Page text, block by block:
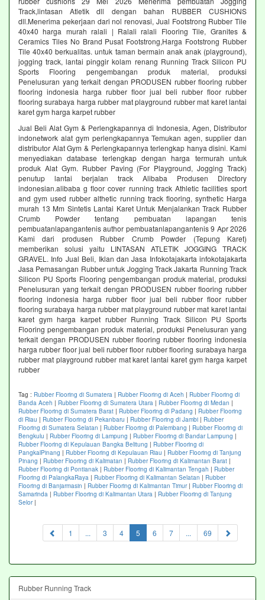
Track,lintasan Atletik dll dengan bahan RUBBER CUSHIONS
dll.Menerima pekerjaan dari nol renovasi, Jual Footstrong Rubber Tile
40x40 harga murah ralali | Ralali ralali Flooring Tile, Granites &
Ceramics Tiles No Brand Pusat Footstrong,Harga Footstrong Rubber
Tile 40x40 berkualitas. untuk taman bermain anak anak (playground),
jogging track, lantai pinggir kolam renang Running Track Silicon PU
Sports Flooring pengembangan produk material, produksi
Penelusuran yang terkait dengan PRODUSEN rubber flooring rubber
flooring indonesia harga rubber floor jual beli rubber floor rubber
flooring surabaya harga rubber mat playground rubber mat karet lantai
karet gym harga karpet rubber
Jual Beli Alat Gym & Perlengkapannya di Indonesia, Agen, Distributor
indonetwork alat gym perlengkapannya Temukan agen, supplier dan
distributor Alat Gym & Perlengkapannya terlengkap hanya disini. Kami
menyediakan database terlengkap dengan harga termurah untuk
produk Alat Gym. Rubber Paving (For Playground, Jogging Track)
penutup lantai berjalan track Alibaba Produsen Directory
indonesian.alibaba g floor cover running track Athletic facilities sport
and gym used rubber althetic running track flooring, synthetic Harga
murah 13 Mm Sintetis Lantai Karet Untuk Menjalankan Track Rubber
Crumb Powder tentang pembuatan lapangan tenis
pembuatanlapangantenis author pembuatanlapangantenis 9 Apr 2026
Kami dari produsen Rubber Crumb Powder (Tepung Karet)
memberikan solusi yaitu LINTASAN ATLETIK JOGGING TRACK
GRAVEL. Info Jual Beli, Iklan dan Jasa Infokotajakarta infokotajakarta
Jasa Pemasangan Rubber untuk Jogging Track Jakarta Running Track
Silicon PU Sports Flooring pengembangan produk material, produksi
Penelusuran yang terkait dengan PRODUSEN rubber flooring rubber
flooring indonesia harga rubber floor jual beli rubber floor rubber
flooring surabaya harga rubber mat playground rubber mat karet lantai
karet gym harga karpet rubber Running Track Silicon PU Sports
Flooring pengembangan produk material, produksi Penelusuran yang
terkait dengan PRODUSEN rubber flooring rubber flooring indonesia
harga rubber floor jual beli rubber floor rubber flooring surabaya harga
rubber mat playground rubber mat karet lantai karet gym harga karpet
rubber
Tag : Rubber Flooring di Sumatera | Rubber Flooring di Aceh | Rubber Flooring di
Banda Aceh | Rubber Flooring di Sumatera Utara | Rubber Flooring di Medan |
Rubber Flooring di Sumatera Barat | Rubber Flooring di Padang | Rubber Flooring
di Riau | Rubber Flooring di Pekanbaru | Rubber Flooring di Jambi | Rubber
Flooring di Sumatera Selatan | Rubber Flooring di Palembang | Rubber Flooring di
Bengkulu | Rubber Flooring di Lampung | Rubber Flooring di Bandar Lampung |
Rubber Flooring di Kepulauan Bangka Belitung | Rubber Flooring di
PangkalPinang | Rubber Flooring di Kepulauan Riau | Rubber Flooring di Tanjung
Pinang | Rubber Flooring di Kalimatan | Rubber Flooring di Kalimantan Barat |
Rubber Flooring di Pontianak | Rubber Flooring di Kalimantan Tengah | Rubber
Flooring di PalangkaRaya | Rubber Flooring di Kalimantan Selatan | Rubber
Flooring di Banjarmasin | Rubber Flooring di Kalimantan Timur| Rubber Flooring di
Samarinda | Rubber Flooring di Kalimantan Utara | Rubber Flooring di Tanjung
Selor|
1 ... 3 4 5 (current)
6 7 ... 69
Rubber Running Track